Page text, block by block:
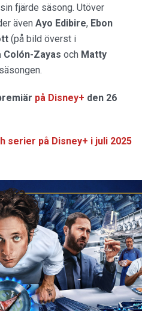
fjärde säsong. Utöver
även Ayo Edibire, Ebon
(på bild överst i
Colón-Zayas och Matty
på Disney+ den 26
serier på Disney+ i juli 2025